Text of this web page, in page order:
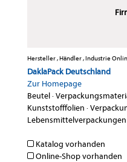
Hersteller , Händler , Industrie
DaklaPack Deutschland
Zur Homepage
Beutel·
Kunststofffolien ·
Lebensmittelverpackungen
Katalog vorhanden
Online-Shop vorhanden